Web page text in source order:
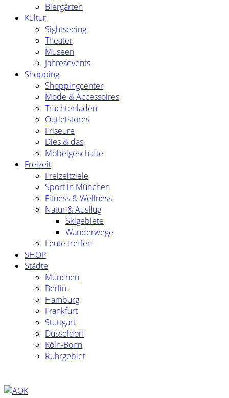
Biergärten
Kultur
Sightseeing
Theater
Museen
Jahresevents
Shopping
Shoppingcenter
Mode & Accessoires
Trachtenläden
Outletstores
Friseure
Dies & das
Möbelgeschäfte
Freizeit
Freizeitziele
Sport in München
Fitness & Wellness
Natur & Ausflug
Skigebiete
Wanderwege
Leute treffen
SHOP
Städte
München
Berlin
Hamburg
Frankfurt
Stuttgart
Düsseldorf
Köln-Bonn
Ruhrgebiet